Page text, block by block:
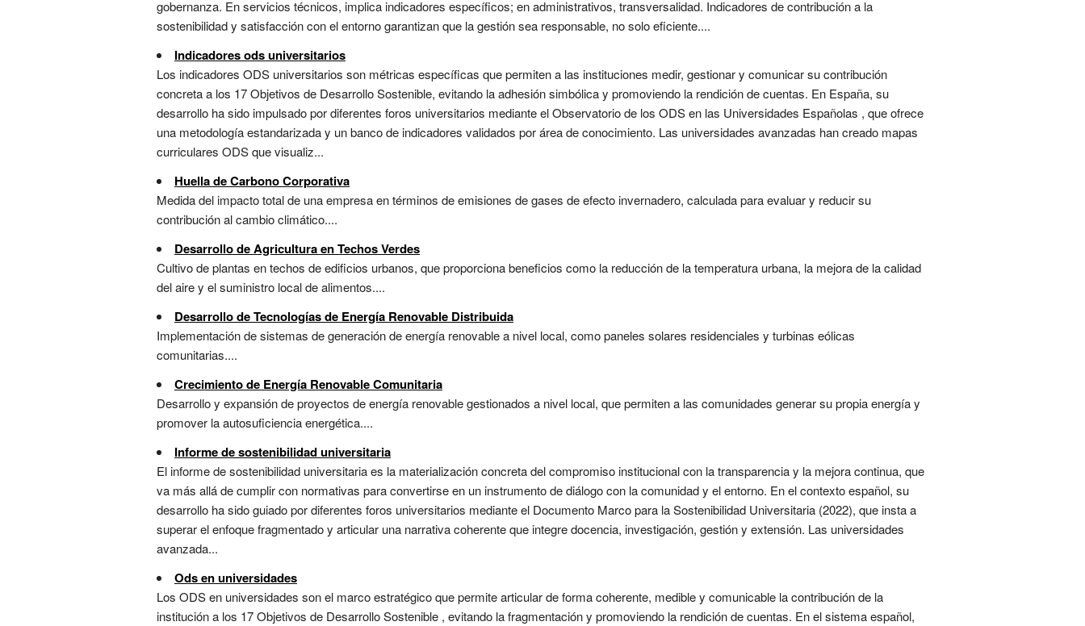
gobernanza. En servicios técnicos, implica indicadores específicos; en administrativos, transversalidad. Indicadores de contribución a la
sostenibilidad y satisfacción con el entorno garantizan que la gestión sea responsable, no solo eficiente....
Indicadores ods universitarios
Los indicadores ODS universitarios son métricas específicas que permiten a las instituciones medir, gestionar y comunicar su contribución
concreta a los 17 Objetivos de Desarrollo Sostenible, evitando la adhesión simbólica y promoviendo la rendición de cuentas. En España, su
desarrollo ha sido impulsado por diferentes foros universitarios mediante el Observatorio de los ODS en las Universidades Españolas , que ofrece
una metodología estandarizada y un banco de indicadores validados por área de conocimiento. Las universidades avanzadas han creado mapas
curriculares ODS que visualiz...
Huella de Carbono Corporativa
Medida del impacto total de una empresa en términos de emisiones de gases de efecto invernadero, calculada para evaluar y reducir su
contribución al cambio climático....
Desarrollo de Agricultura en Techos Verdes
Cultivo de plantas en techos de edificios urbanos, que proporciona beneficios como la reducción de la temperatura urbana, la mejora de la calidad
del aire y el suministro local de alimentos....
Desarrollo de Tecnologías de Energía Renovable Distribuida
Implementación de sistemas de generación de energía renovable a nivel local, como paneles solares residenciales y turbinas eólicas
comunitarias....
Crecimiento de Energía Renovable Comunitaria
Desarrollo y expansión de proyectos de energía renovable gestionados a nivel local, que permiten a las comunidades generar su propia energía y
promover la autosuficiencia energética....
Informe de sostenibilidad universitaria
El informe de sostenibilidad universitaria es la materialización concreta del compromiso institucional con la transparencia y la mejora continua, que
va más allá de cumplir con normativas para convertirse en un instrumento de diálogo con la comunidad y el entorno. En el contexto español, su
desarrollo ha sido guiado por diferentes foros universitarios mediante el Documento Marco para la Sostenibilidad Universitaria (2022), que insta a
superar el enfoque fragmentado y articular una narrativa coherente que integre docencia, investigación, gestión y extensión. Las universidades
avanzada...
Ods en universidades
Los ODS en universidades son el marco estratégico que permite articular de forma coherente, medible y comunicable la contribución de la
institución a los 17 Objetivos de Desarrollo Sostenible , evitando la fragmentación y promoviendo la rendición de cuentas. En el sistema español,